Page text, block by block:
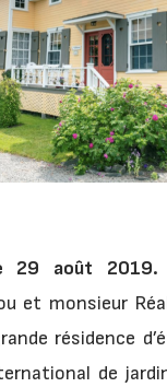
29 août 2019.
et monsieur
résidence
de